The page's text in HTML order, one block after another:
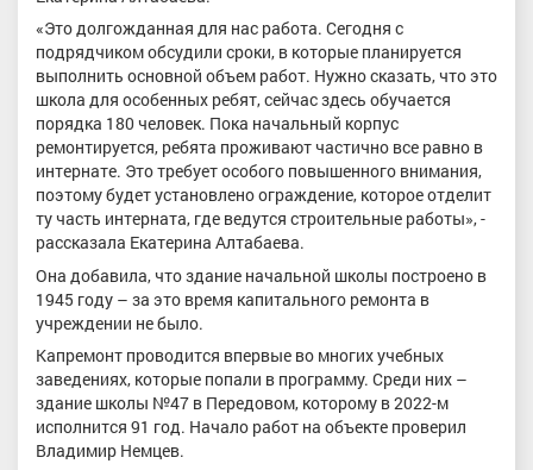
«Это долгожданная для нас работа. Сегодня с
подрядчиком обсудили сроки, в которые планируется
выполнить основной объем работ. Нужно сказать, что это
школа для особенных ребят, сейчас здесь обучается
порядка 180 человек. Пока начальный корпус
ремонтируется, ребята проживают частично все равно в
интернате. Это требует особого повышенного внимания,
поэтому будет установлено ограждение, которое отделит
ту часть интерната, где ведутся строительные работы», -
рассказала Екатерина Алтабаева.
Она добавила, что здание начальной школы построено в
1945 году – за это время капитального ремонта в
учреждении не было.
Капремонт проводится впервые во многих учебных
заведениях, которые попали в программу. Среди них –
здание школы №47 в Передовом, которому в 2022-м
исполнится 91 год. Начало работ на объекте проверил
Владимир Немцев.